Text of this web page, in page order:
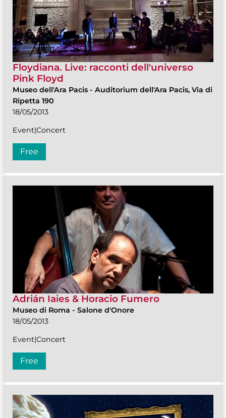
Floydiana. Live: racconti dell'universo
Pink Floyd
Museo dell'Ara Pacis - Auditorium dell'Ara Pacis, Via di
Ripetta 190
18/05/2013
Event|Concert
Free
Adrián Iaies & Horacio Fumero
Museo di Roma - Salone d'Onore
18/05/2013
Event|Concert
Free